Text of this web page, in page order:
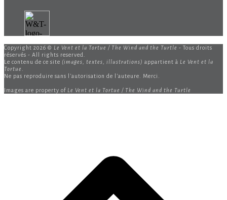
Copyright 2026 © Le Vent et la Tortue / The Wind and the Turtle - Tous droits
réservés - All rights reserved.
Le contenu de ce site (images, textes, illustrations) appartient à Le Vent et la
Tortue
Ne pas reproduire sans l'autorisation de l'auteure. Merci.
Images are property of Le Vent et la Tortue / The Wind and the Turtle